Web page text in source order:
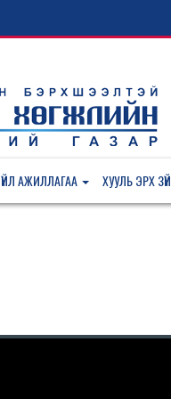
ҮЙЛ АЖИЛЛАГАА ХУУЛЬ ЭРХ ЗҮЙ